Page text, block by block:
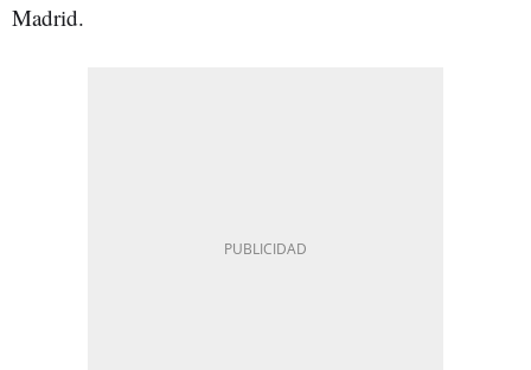
Madrid.